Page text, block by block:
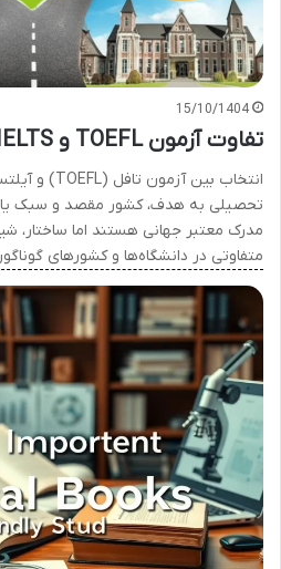
15/10/1404
تفاوت آزمون TOEFL و IELTS در مهاجرت تحصیلی
تحصیلی به هدف، کشور مقصد و سبک
مدرک معتبر جهانی هستند اما ساختار،
متفاوتی در دانشگاه‌ها و کشورهای